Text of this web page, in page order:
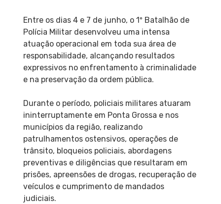
Entre os dias 4 e 7 de junho, o 1º Batalhão de
Polícia Militar desenvolveu uma intensa
atuação operacional em toda sua área de
responsabilidade, alcançando resultados
expressivos no enfrentamento à criminalidade
e na preservação da ordem pública.
Durante o período, policiais militares atuaram
ininterruptamente em Ponta Grossa e nos
municípios da região, realizando
patrulhamentos ostensivos, operações de
trânsito, bloqueios policiais, abordagens
preventivas e diligências que resultaram em
prisões, apreensões de drogas, recuperação de
veículos e cumprimento de mandados
judiciais.